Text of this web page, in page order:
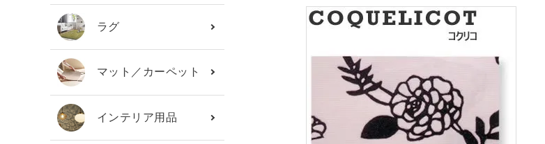
ック）
ン
カテゴリーから探す
ブランド
ラグ
マット／カーペット
インテリア用品